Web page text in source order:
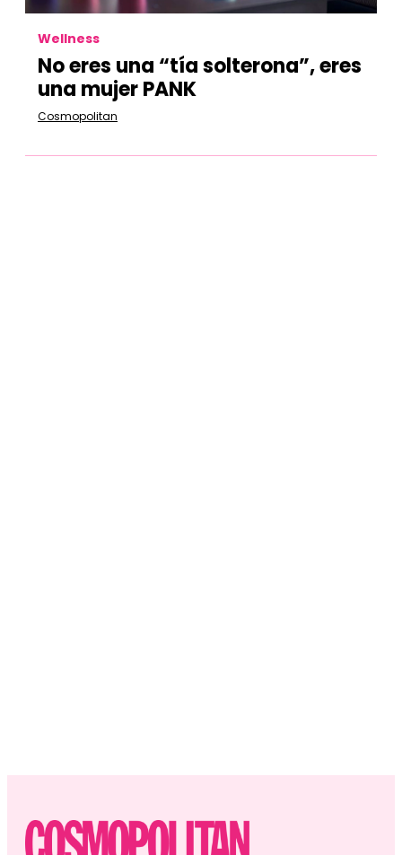
Wellness
No eres una “tía solterona”, eres
una mujer PANK
Cosmopolitan